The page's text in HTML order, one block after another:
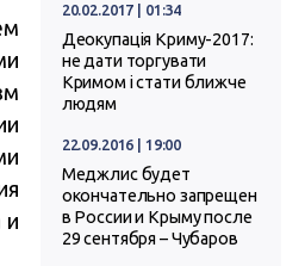
и
20.02.2017 | 01:34
Деокупація Криму-2017:
не дати торгувати
Кримом і стати ближче
людям
22.09.2016 | 19:00
Меджлис будет
окончательно запрещен
в России и Крыму после
29 сентября – Чубаров